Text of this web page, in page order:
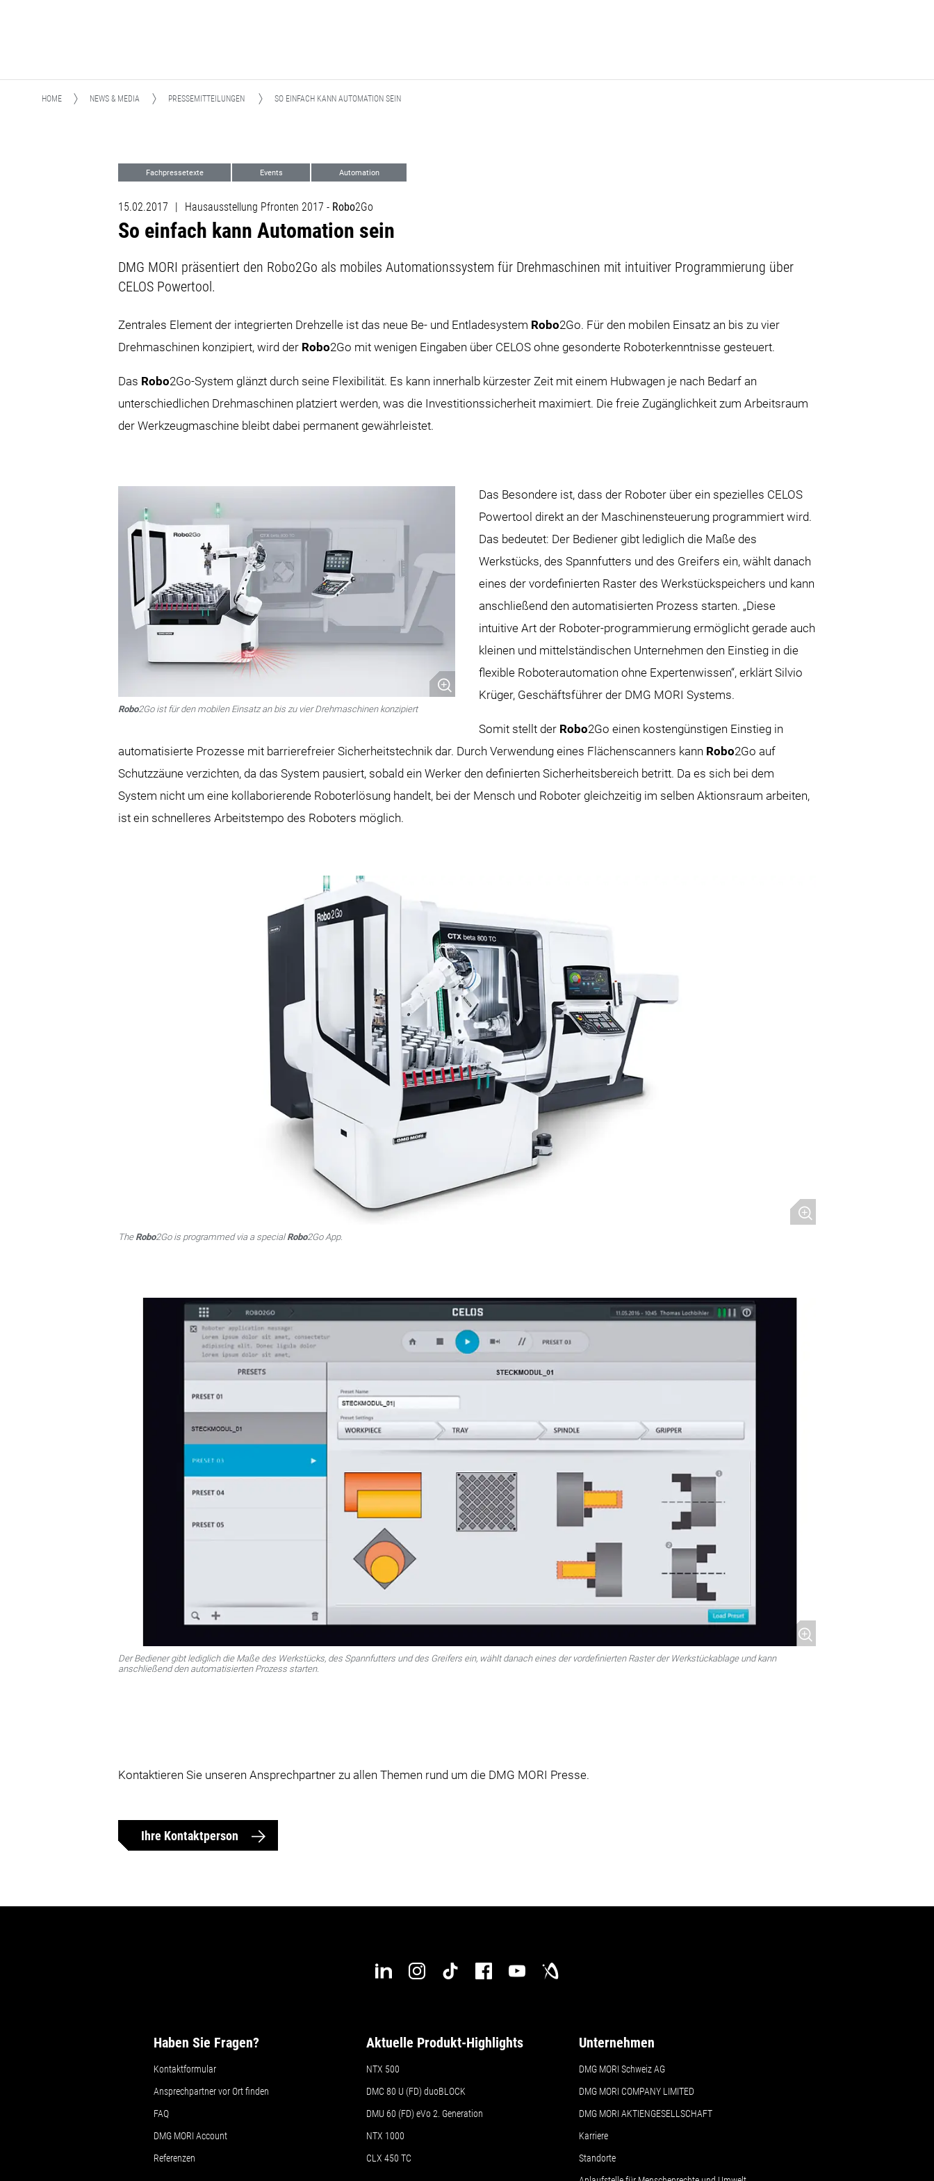
HOME NEWS & MEDIA PRESSEMITTEILUNGEN SO EINFACH KANN AUTOMATION SEIN
Fachpressetexte Events Automation
15.02.2017 | Hausausstellung Pfronten 2017 - Robo2Go
So einfach kann Automation sein
DMG MORI präsentiert den Robo2Go als mobiles Automationssystem für Drehmaschinen mit intuitiver Programmierung über
CELOS Powertool.
Zentrales Element der integrierten Drehzelle ist das neue Be- und Entladesystem Robo2Go. Für den mobilen Einsatz an bis zu vier
Drehmaschinen konzipiert, wird der Robo2Go mit wenigen Eingaben über CELOS ohne gesonderte Roboterkenntnisse gesteuert.
Das Robo2Go-System glänzt durch seine Flexibilität. Es kann innerhalb kürzester Zeit mit einem Hubwagen je nach Bedarf an
unterschiedlichen Drehmaschinen platziert werden, was die Investitionssicherheit maximiert. Die freie Zugänglichkeit zum Arbeitsraum
der Werkzeugmaschine bleibt dabei permanent gewährleistet.
Robo2Go ist für den mobilen Einsatz an bis zu vier Drehmaschinen konzipiert
Das Besondere ist, dass der Roboter über ein spezielles CELOS
Powertool direkt an der Maschinensteuerung programmiert wird.
Das bedeutet: Der Bediener gibt lediglich die Maße des
Werkstücks, des Spannfutters und des Greifers ein, wählt danach
eines der vordefinierten Raster des Werkstückspeichers und kann
anschließend den automatisierten Prozess starten. „Diese
intuitive Art der Roboter-programmierung ermöglicht gerade auch
kleinen und mittelständischen Unternehmen den Einstieg in die
flexible Roboterautomation ohne Expertenwissen“, erklärt Silvio
Krüger, Geschäftsführer der DMG MORI Systems.
Somit stellt der Robo2Go einen kostengünstigen Einstieg in
automatisierte Prozesse mit barrierefreier Sicherheitstechnik dar. Durch Verwendung eines Flächenscanners kann Robo2Go auf
Schutzzäune verzichten, da das System pausiert, sobald ein Werker den definierten Sicherheitsbereich betritt. Da es sich bei dem
System nicht um eine kollaborierende Roboterlösung handelt, bei der Mensch und Roboter gleichzeitig im selben Aktionsraum arbeiten,
ist ein schnelleres Arbeitstempo des Roboters möglich.
The Robo2Go is programmed via a specialRobo2Go App.
Der Bediener gibt lediglich die Maße des Werkstücks, des Spannfutters und des Greifers ein, wählt danach eines der vordefinierten Raster der Werkstückablage und kann
anschließend den automatisierten Prozess starten.
Kontaktieren Sie unseren Ansprechpartner zu allen Themen rund um die DMG MORI Presse.
Ihre Kontaktperson
Haben Sie Fragen?
Kontaktformular
Ansprechpartner vor Ort finden
FAQ
DMG MORI Account
Referenzen
Aktuelle Produkt-Highlights
NTX 500
DMC 80 U (FD) duoBLOCK
DMU 60 (FD) eVo 2. Generation
NTX 1000
CLX 450 TC
Unternehmen
DMG MORI Schweiz AG
DMG MORI COMPANY LIMITED
DMG MORI AKTIENGESELLSCHAFT
Karriere
Standorte